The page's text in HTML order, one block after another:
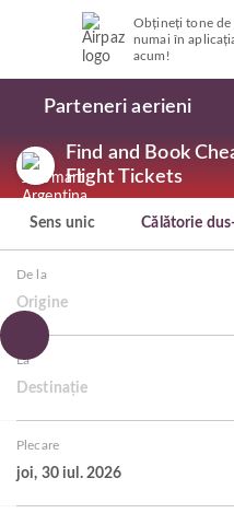
Obțineți tone de
numai în
acum!
Parteneri aerieni
Find and Book
Flight Tickets
Sens unic Călătorie
De la
Origine
La
Destinație
Plecare
joi, 30 iul. 2026